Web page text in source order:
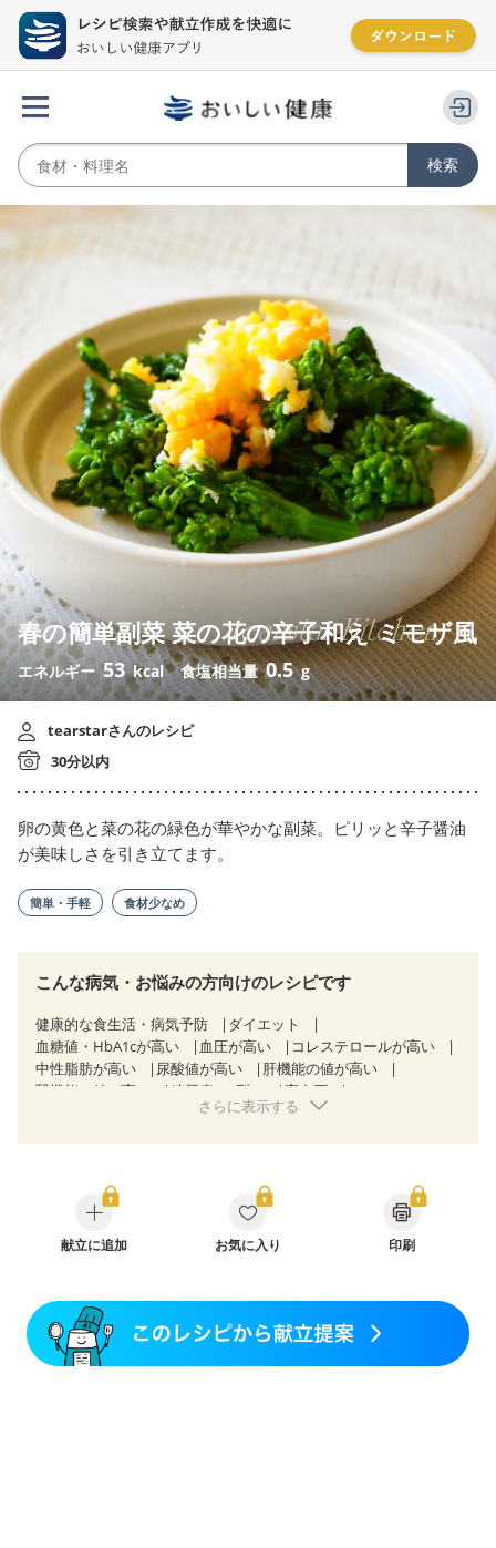
春の簡単副菜 菜の花の辛子和え ミモザ風
エネルギー 53 kcal 食塩相当量0.5 g
tearstarさんのレシピ
30分以内
卵の黄色と菜の花の緑色が華やかな副菜。ピリッと辛子醤油
が美味しさを引き立てます。
簡単・手軽 食材少なめ
こんな病気・お悩みの方向けのレシピです
健康的な食生活・病気予防
ダイエット
血糖値・HbA1cが高い
血圧が高い
コレステロールが高い
中性脂肪が高い
尿酸値が高い
肝機能の値が高い
腎機能の値が高い
糖尿病（2型）
高血圧
胃ポリープ
胆石症
CKD（ステージ１）
CKD（ステージ２）
乳がん（抗がん剤治療中）
乳がん（ホルモン療法中）
乳がん（放射線治療中）
乾癬
フレイル（年齢に合わせた体作り）
貧血対策
ニキビ・肌荒れ 妊活中 更年期
さらに表示する
献立に追加 お気に入り 印刷